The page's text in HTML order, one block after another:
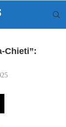
Chieti”: